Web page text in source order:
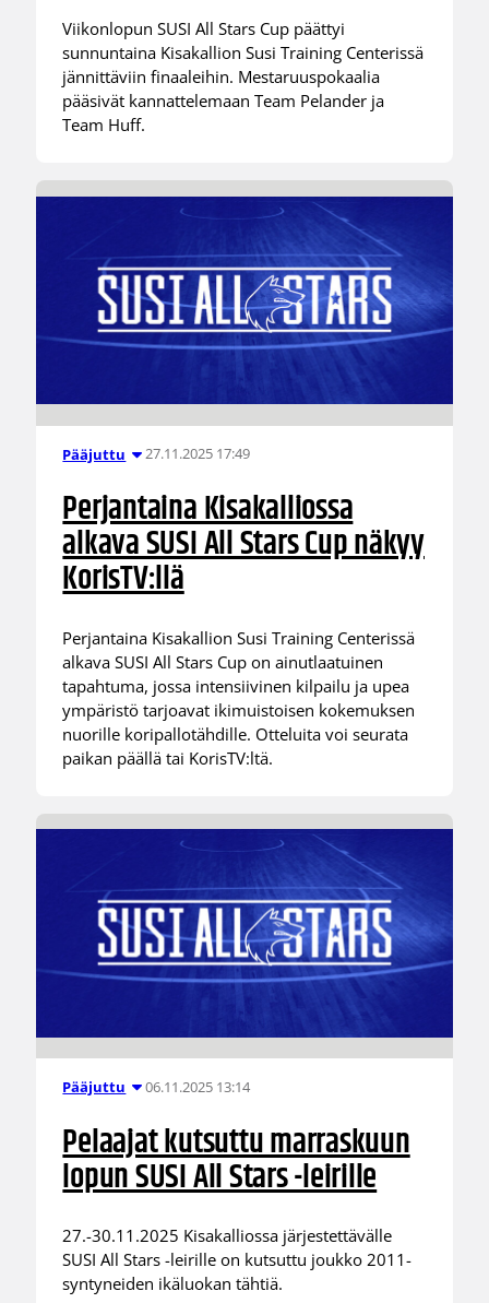
Viikonlopun SUSI All Stars Cup päättyi
sunnuntaina Kisakallion Susi Training Centerissä
jännittäviin finaaleihin. Mestaruuspokaalia
pääsivät kannattelemaan Team Pelander ja
Team Huff.
Pääjuttu 27.11.2025 17:49
Perjantaina Kisakalliossa
alkava SUSI All Stars Cup näkyy
KorisTV:llä
Perjantaina Kisakallion Susi Training Centerissä
alkava SUSI All Stars Cup on ainutlaatuinen
tapahtuma, jossa intensiivinen kilpailu ja upea
ympäristö tarjoavat ikimuistoisen kokemuksen
nuorille koripallotähdille. Otteluita voi seurata
paikan päällä tai KorisTV:ltä.
Pääjuttu 06.11.2025 13:14
Pelaajat kutsuttu marraskuun
lopun SUSI All Stars -leirille
27.-30.11.2025 Kisakalliossa järjestettävälle
SUSI All Stars -leirille on kutsuttu joukko 2011-
syntyneiden ikäluokan tähtiä.